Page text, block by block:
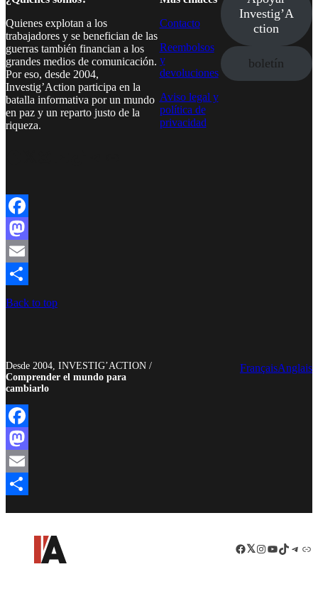
Quienes explotan a los
trabajadores y se benefician de las
guerras también financian a los
grandes medios de comunicación.
Por eso, desde 2004,
Investig’Action participa en la
batalla informativa por un mundo
en paz y un reparto justo de la
riqueza.
Contacto
Reembolsos
y
devoluciones
Aviso legal y
política de
privacidad
Investig’A
ction
boletín
Facebook
Mastodon
Email
Compartir
Back to top
Desde 2004, INVESTIG’ACTION /
Comprender el mundo para
cambiarlo
FrançaisAnglais
Facebook
Mastodon
Email
Facebook
LinkedIn
Instagram
YouTube
TikTok